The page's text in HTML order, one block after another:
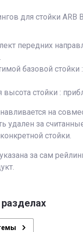
для стойки ARB
передних
базовой стойки
высота стойки :
на
удален за
стойки.
за сам